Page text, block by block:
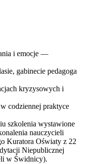
i emocje —
gabinecie pedagoga
kryzysowych i
codziennej praktyce
szkolenia wystawione
nauczycieli
Kuratora Oświaty z 22
Niepublicznej
w Świdnicy).